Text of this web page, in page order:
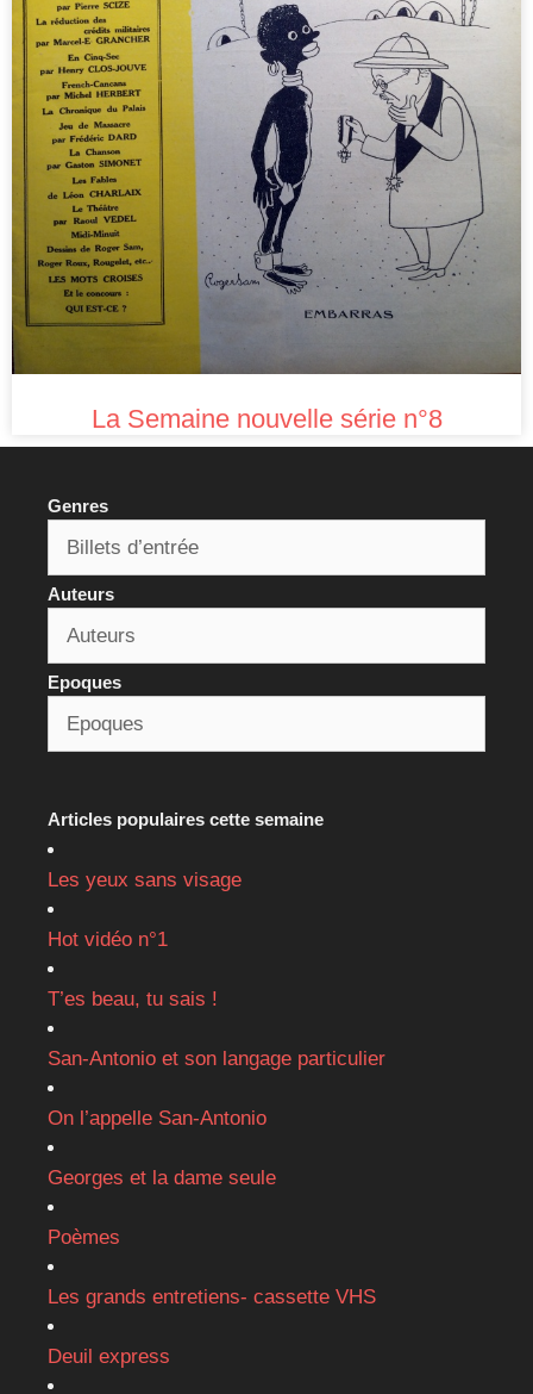
La Semaine nouvelle série n°8
Genres
Auteurs
Epoques
Articles populaires cette semaine
Les yeux sans visage
Hot vidéo n°1
T’es beau, tu sais !
San-Antonio et son langage particulier
On l’appelle San-Antonio
Georges et la dame seule
Poèmes
Les grands entretiens- cassette VHS
Deuil express